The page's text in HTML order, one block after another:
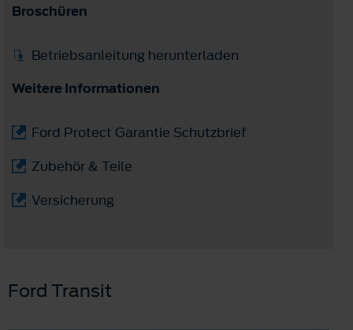
Broschüren
Betriebsanleitung herunterladen
Weitere Informationen
Ford Protect Garantie Schutzbrief
Zubehör & Teile
Versicherung
Ford Transit